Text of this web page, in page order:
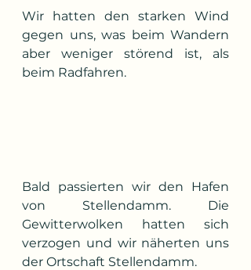
Wir hatten den starken Wind
gegen uns, was beim Wandern
aber weniger störend ist, als
beim Radfahren.
Bald passierten wir den Hafen
von Stellendamm. Die
Gewitterwolken hatten sich
verzogen und wir näherten uns
der Ortschaft Stellendamm.